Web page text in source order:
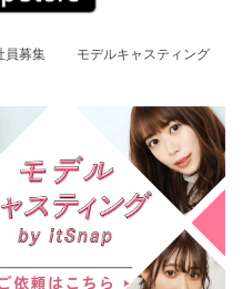
員募集 モデルキャスティング